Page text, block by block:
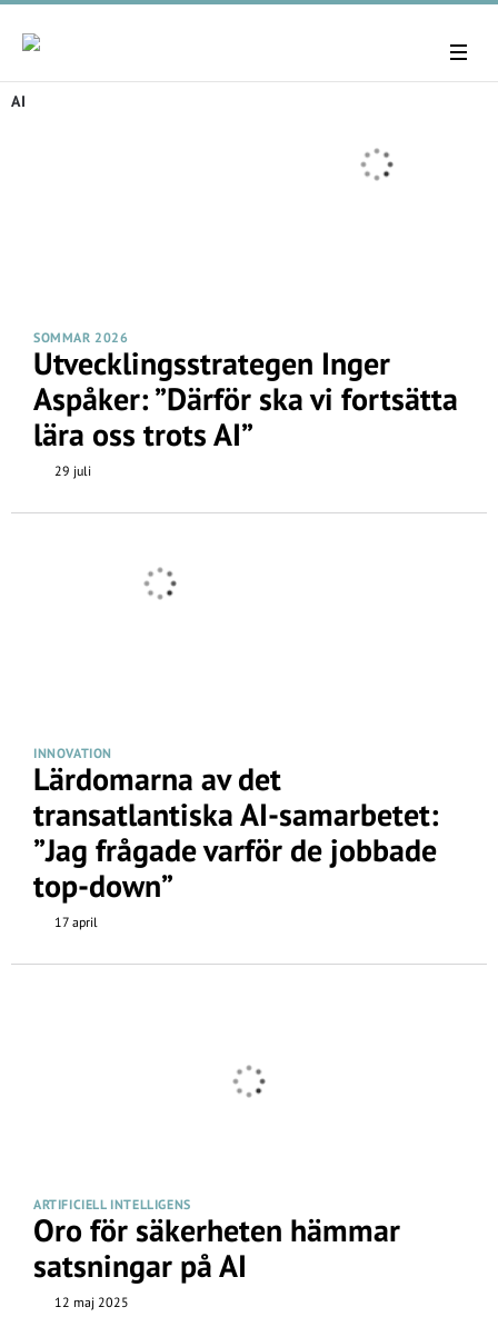
AI
SOMMAR 2026
Utvecklingsstrategen Inger
Aspåker: ”Därför ska vi fortsätta
lära oss trots AI”
29 juli
INNOVATION
Lärdomarna av det
transatlantiska AI-samarbetet:
”Jag frågade varför de jobbade
top-down”
17 april
ARTIFICIELL INTELLIGENS
Oro för säkerheten hämmar
satsningar på AI
12 maj 2025